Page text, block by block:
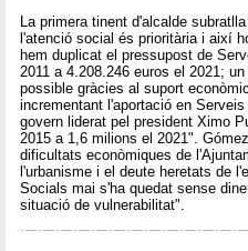
La primera tinent d'alcalde
l'atenció social és prioritària i així
hem duplicat el pressupost de
2011 a 4.208.246 euros el 2021;
possible gràcies al suport
incrementant l'aportació en
govern liderat pel president Ximo
2015 a 1,6 milions el 2021".
dificultats econòmiques de
l'urbanisme i el deute heretats de
Socials mai s'ha quedat sense
situació de vulnerabilitat".